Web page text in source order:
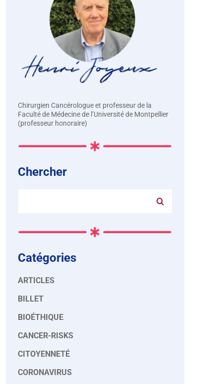
Chirurgien Cancérologue et professeur de la
Faculté de Médecine de l’Université de Montpellier
(professeur honoraire)
Chercher
Catégories
ARTICLES
BILLET
BIOÉTHIQUE
CANCER-RISKS
CITOYENNETÉ
CORONAVIRUS